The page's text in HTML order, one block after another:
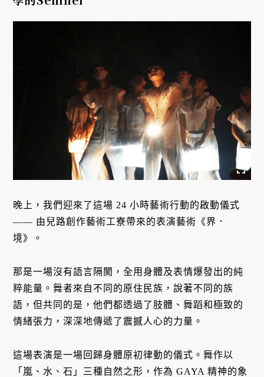
晚上，我們迎來了這場 24 小時藝術行動的啟動儀式
—— 由兒路創作藝術工寮帶來的表演藝術《界．
境》。
那是一場沒有語言隔閡，全用身體及表情爆發出的純
粹能量。舞者來自不同的原住民族，說著不同的族
語，但共同的是，他們都透過了肢體、舞蹈和極致的
情緒張力，深深地傳遞了震撼人心的力量。
這場表演是一場回歸身體原初律動的儀式。舞作以
「嵐、水、石」三種自然之形，作為 GAYA 精神的象